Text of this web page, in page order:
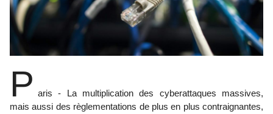
P aris - La multiplication des cyberattaques massives,
mais aussi des règlementations de plus en plus contraignantes,